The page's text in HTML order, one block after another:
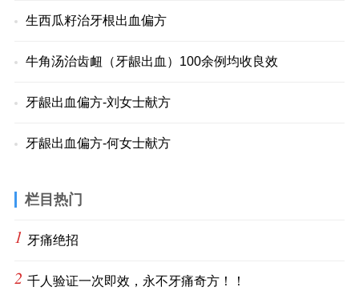
生西瓜籽治牙根出血偏方
牛角汤治齿衄（牙龈出血）100余例均收良效
牙龈出血偏方-刘女士献方
牙龈出血偏方-何女士献方
栏目热门
1 牙痛绝招
2 千人验证一次即效，永不牙痛奇方！！